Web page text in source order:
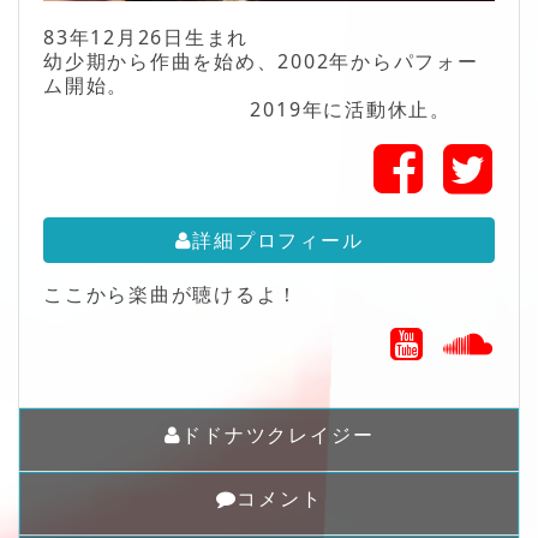
83年12月26日生まれ
幼少期から作曲を始め、2002年からパフォー
ム開始。
2019年に活動休止。
詳細プロフィール
ここから楽曲が聴けるよ！
ドドナツクレイジー
コメント